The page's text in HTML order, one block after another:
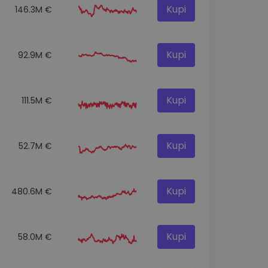
146.3M € Kupi
92.9M € Kupi
111.5M € Kupi
52.7M € Kupi
480.6M € Kupi
58.0M € Kupi